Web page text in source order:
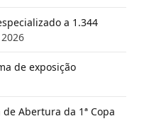
a 1.344
de exposição
Abertura da 1ª Copa